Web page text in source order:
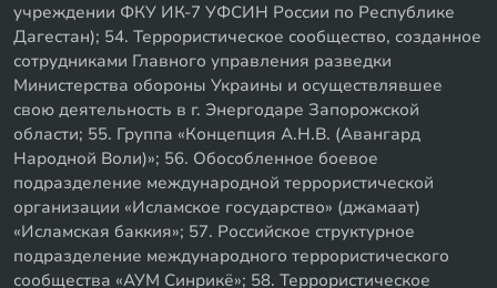
учреждении ФКУ ИК-7 УФСИН России по Республике
Дагестан); 54. Террористическое сообщество, созданное
сотрудниками Главного управления разведки
Министерства обороны Украины и осуществлявшее
свою деятельность в г. Энергодаре Запорожской
области; 55. Группа «Концепция А.Н.В. (Авангард
Народной Воли)»; 56. Обособленное боевое
подразделение международной террористической
организации «Исламское государство» (джамаат)
«Исламская баккия»; 57. Российское структурное
подразделение международного террористического
сообщества «АУМ Синрикё»; 58. Террористическое